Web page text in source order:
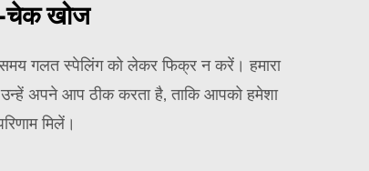
चेक खोज
गलत स्पेलिंग को लेकर फिक्र न करें। हमारा
अपने आप ठीक करता है, ताकि आपको हमेशा
मिलें।